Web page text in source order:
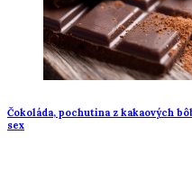
Čokoláda, pochutina z kakaových
sex